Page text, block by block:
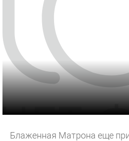
Блаженная Матрона еще